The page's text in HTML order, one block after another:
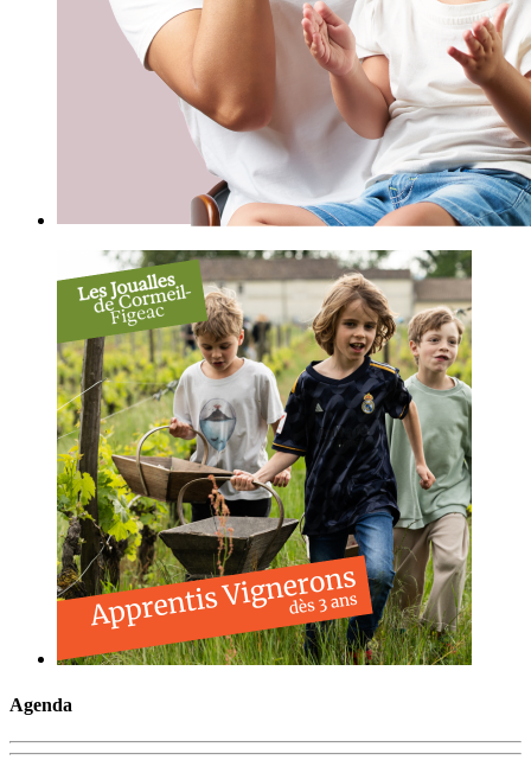
Agenda